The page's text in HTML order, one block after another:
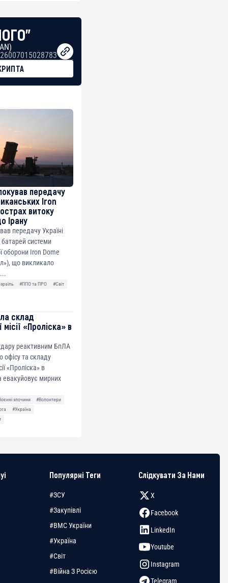
передачу
Iron
витоку
Ірану
передачу Україні
системи
оборони Iron Dome
що викликало
#ППО та ПРО
#Світ
склад
місії «Проліска» в
реактивним БпЛА
офісу та складу
«Проліска» в
евакуйовує мирних
злочини
#Волонтери
#Україна
Популярні Теги
#ЗСУ
#Закупівлі
#ВМС України
#Україна
#Світ
#Війна З Росією
Слідкувати За Нами
X
Facebook
LinkedIn
Youtube
Instagram
Telegram